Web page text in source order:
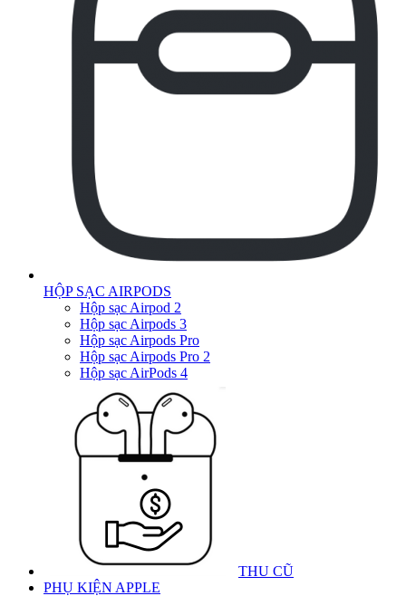
HỘP SẠC AIRPODS
Hộp sạc Airpod 2
Hộp sạc Airpods 3
Hộp sạc Airpods Pro
Hộp sạc Airpods Pro 2
Hộp sạc AirPods 4
THU CŨ
PHỤ KIỆN APPLE